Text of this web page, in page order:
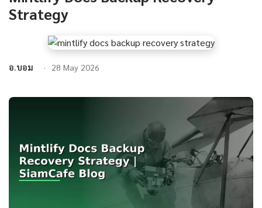
Strategy
อ.บอม 28 May 2026